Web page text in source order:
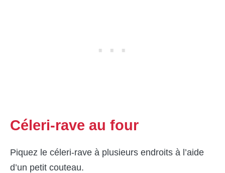
Céleri-rave au four
Piquez le céleri-rave à plusieurs endroits à l’aide
d’un petit couteau.